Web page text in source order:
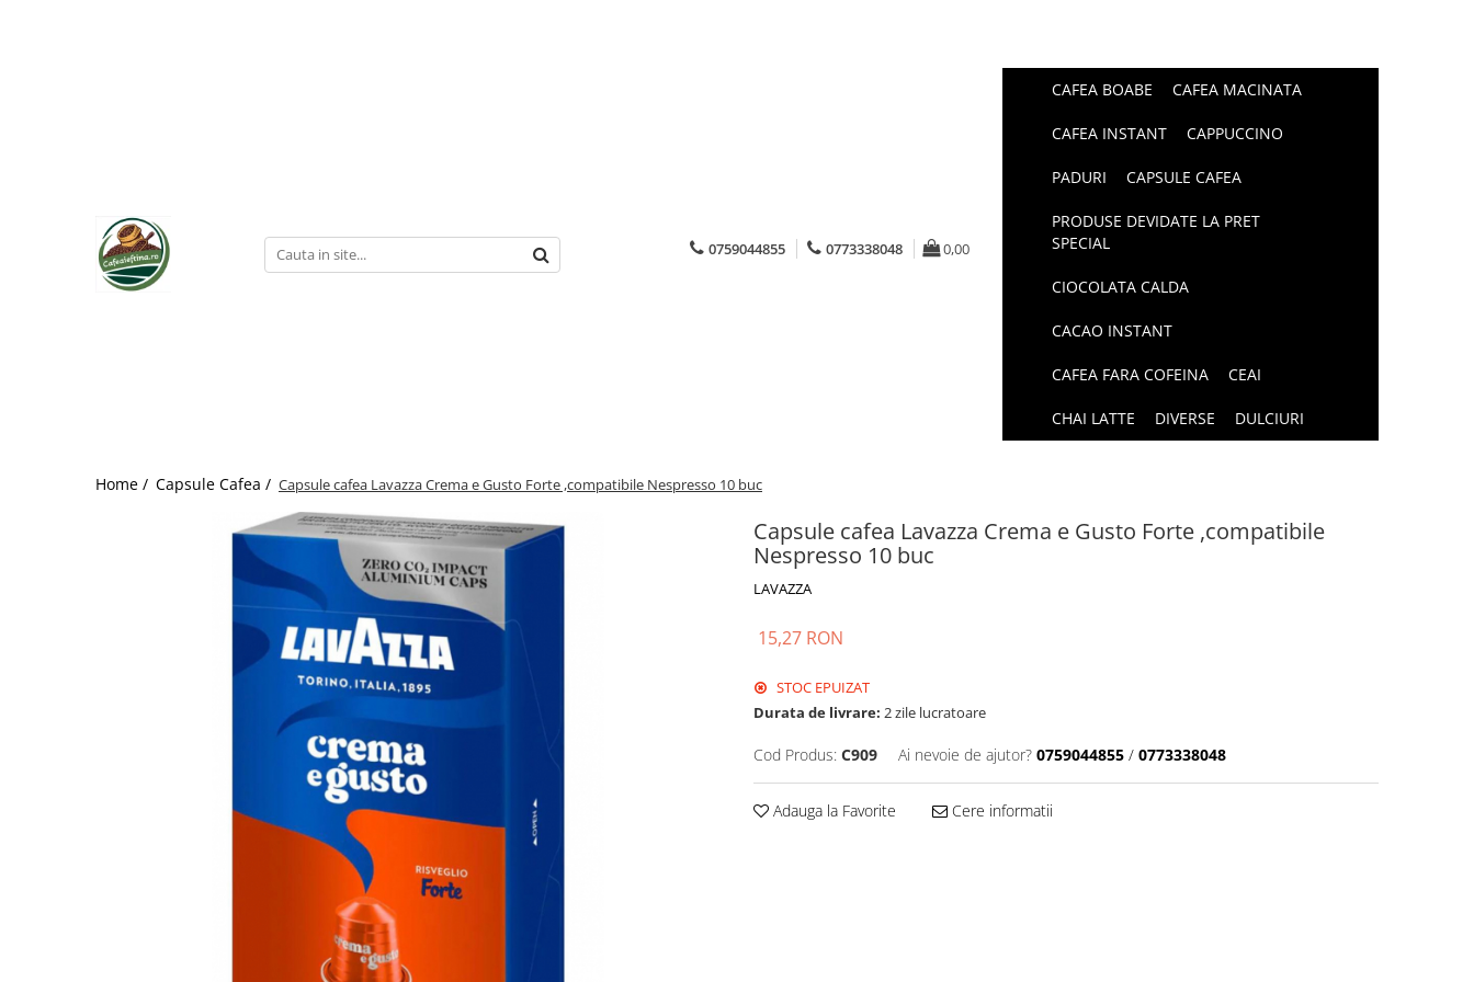
0759044855 0773338048 0,00
CAFEA BOABE CAFEA MACINATA
CAFEA INSTANT CAPPUCCINO
PADURI CAPSULE CAFEA
PRODUSE DEVIDATE LA PRET
SPECIAL
CIOCOLATA CALDA
CACAO INSTANT
CAFEA FARA COFEINA CEAI
CHAI LATTE DIVERSE DULCIURI
Home / Capsule Cafea / Capsule cafea Lavazza Crema e Gusto Forte ,compatibile Nespresso 10 buc
Capsule cafea Lavazza Crema e Gusto Forte ,compatibile
Nespresso 10 buc
LAVAZZA
15,27 RON
STOC EPUIZAT
Durata de livrare: 2 zile lucratoare
Cod Produs: C909 Ai nevoie de ajutor? 0759044855 / 0773338048
Adauga la Favorite Cere informatii